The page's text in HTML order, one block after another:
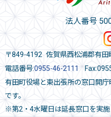
法人番号
〒849-4192 佐賀県西松浦郡有田
電話番号:0955-46-2111
有田町役場と東出張所の窓口開
です。
※第2・4水曜日は延長窓口を実